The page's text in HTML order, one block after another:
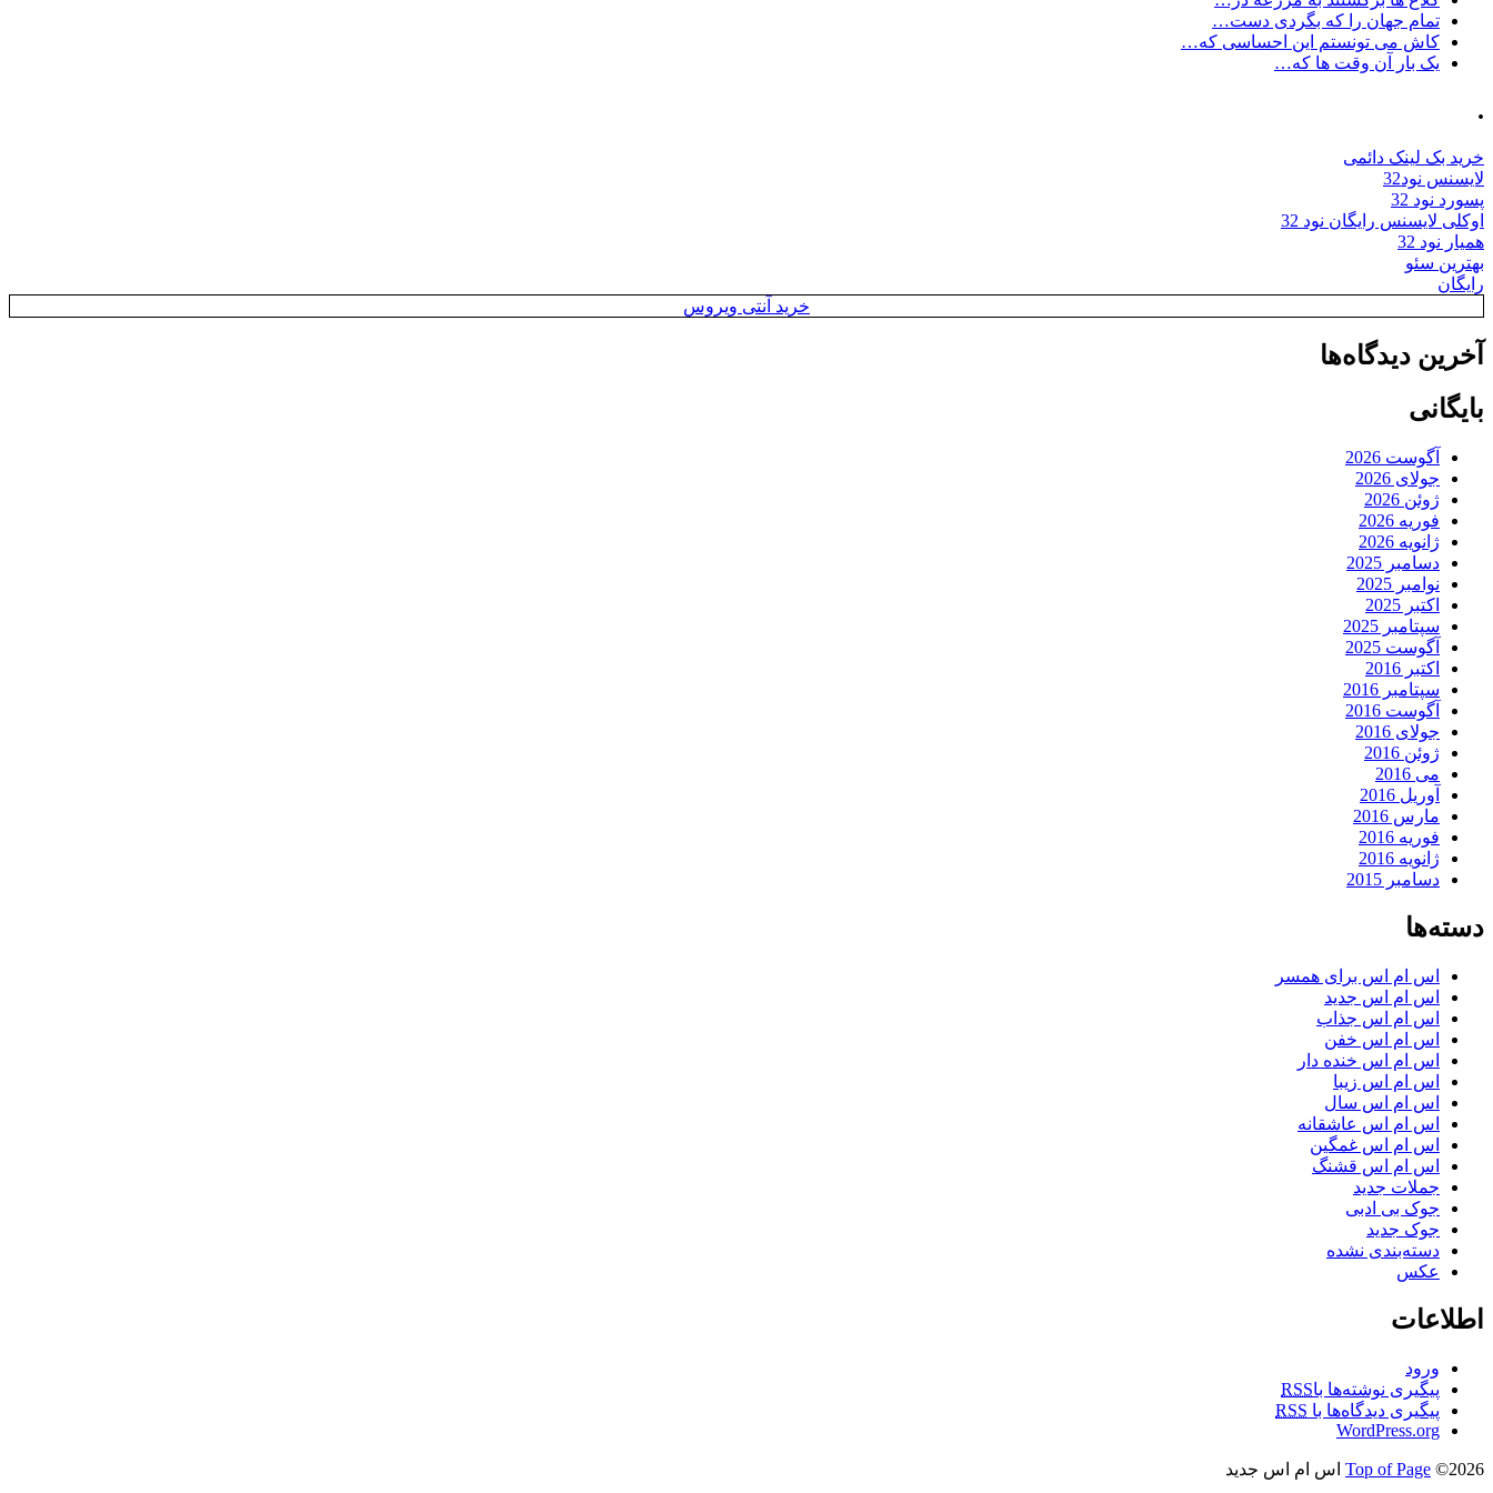
تمام جهان را که بگردی دست…
کاش می تونستم این احساسی که…
یک بار آن وقت ها که…
.
خرید بک لینک دائمی
لایسنس نود32
پسورد نود 32
اوکلی لایسنس رایگان نود 32
همیار نود 32
بهترین سئو
رایگان
خرید آنتی ویروس
آخرین دیدگاه‌ها
بایگانی
آگوست 2026
جولای 2026
ژوئن 2026
فوریه 2026
ژانویه 2026
دسامبر 2025
نوامبر 2025
اکتبر 2025
سپتامبر 2025
آگوست 2025
اکتبر 2016
سپتامبر 2016
آگوست 2016
جولای 2016
ژوئن 2016
می 2016
آوریل 2016
مارس 2016
فوریه 2016
ژانویه 2016
دسامبر 2015
دسته‌ها
اس ام اس برای همسر
اس ام اس جدید
اس ام اس جذاب
اس ام اس خفن
اس ام اس خنده دار
اس ام اس زیبا
اس ام اس سال
اس ام اس عاشقانه
اس ام اس غمگین
اس ام اس قشنگ
جملات جدید
جوک بی ادبی
جوک جدید
دسته‌بندی نشده
عکس
اطلاعات
ورود
پیگیری نوشته‌ها باRSS
پیگیری دیدگاه‌ها با RSS
WordPress.org
Top of Page ©2026 اس ام اس جدید